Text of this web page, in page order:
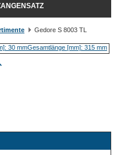
Gedore S 8003 TL